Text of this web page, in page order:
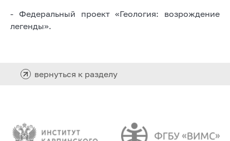
- Федеральный проект «Геология: возрождение
легенды».
вернуться к разделу